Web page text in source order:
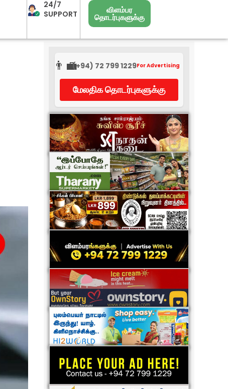
24/7
SUPPORT
விளம்பர
தொடர்புகளுக்கு
👨‍💼(+94) 72 799 1229For Advertising
மேலதிக தொடர்புகளுக்கு